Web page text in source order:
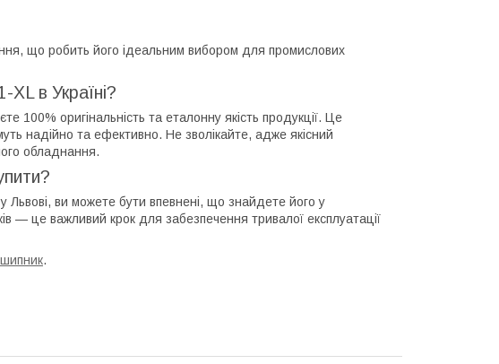
що робить його ідеальним вибором для промислових
в Україні?
100% оригінальність та еталонну якість продукції. Це
надійно та ефективно. Не зволікайте, адже якісний
обладнання.
ви можете бути впевнені, що знайдете його у
— це важливий крок для забезпечення тривалої експлуатації
.